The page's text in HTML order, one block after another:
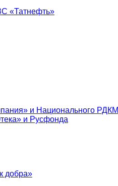
«Татнефть»
и Национального РДКМ
и Русфонда
добра»